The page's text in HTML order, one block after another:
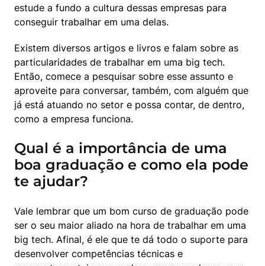
estude a fundo a cultura dessas empresas para
conseguir trabalhar em uma delas.
Existem diversos artigos e livros e falam sobre as
particularidades de trabalhar em uma big tech.
Então, comece a pesquisar sobre esse assunto e
aproveite para conversar, também, com alguém que
já está atuando no setor e possa contar, de dentro,
como a empresa funciona.
Qual é a importância de uma
boa graduação e como ela pode
te ajudar?
Vale lembrar que um bom curso de graduação pode
ser o seu maior aliado na hora de trabalhar em uma
big tech. Afinal, é ele que te dá todo o suporte para
desenvolver competências técnicas e